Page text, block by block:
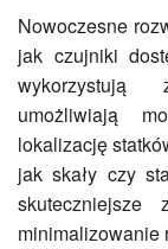
Nowoczesne
jak czujniki
wykorzystują
umożliwiają
lokalizację
jak skały czy
skuteczniejsze
minimalizowanie